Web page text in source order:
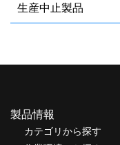
生産中止製品
製品情報
カテゴリから探す